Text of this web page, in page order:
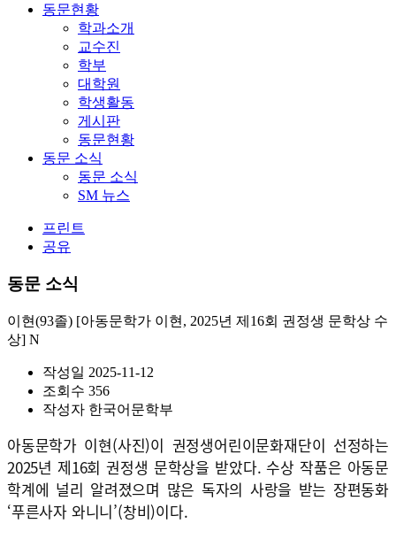
동문현황
학과소개
교수진
학부
대학원
학생활동
게시판
동문현황
동문 소식
동문 소식
SM 뉴스
프린트
공유
동문 소식
이현(93졸) [아동문학가 이현, 2025년 제16회 권정생 문학상 수
상] N
작성일 2025-11-12
조회수 356
작성자 한국어문학부
아동문학가 이현(사진)이 권정생어린이문화재단이 선정하는
2025년 제16회 권정생 문학상을 받았다. 수상 작품은 아동문
학계에 널리 알려졌으며 많은 독자의 사랑을 받는 장편동화
‘푸른사자 와니니’(창비)이다.